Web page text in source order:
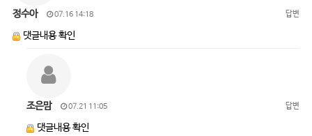
정수아 07.16 14:18 답변
댓글내용 확인
조은맘 07.21 11:05 답변
댓글내용 확인